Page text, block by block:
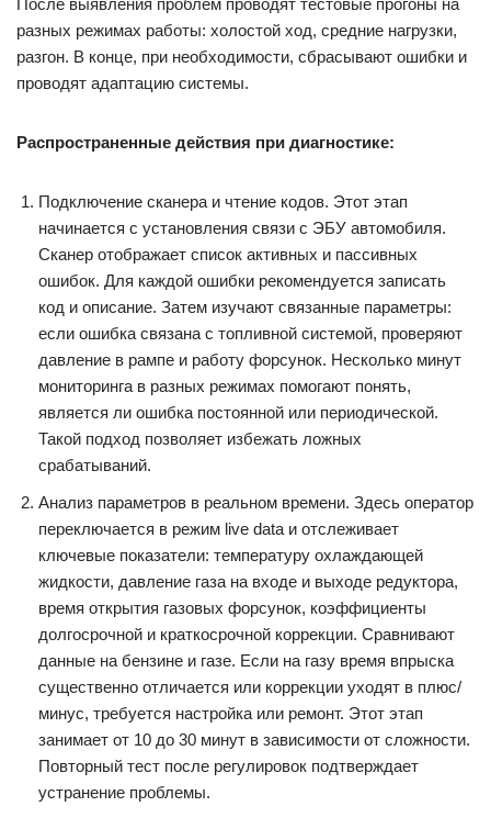
После выявления проблем проводят тестовые прогоны на
разных режимах работы: холостой ход, средние нагрузки,
разгон. В конце, при необходимости, сбрасывают ошибки и
проводят адаптацию системы.
Распространенные действия при диагностике:
Подключение сканера и чтение кодов. Этот этап
начинается с установления связи с ЭБУ автомобиля.
Сканер отображает список активных и пассивных
ошибок. Для каждой ошибки рекомендуется записать
код и описание. Затем изучают связанные параметры:
если ошибка связана с топливной системой, проверяют
давление в рампе и работу форсунок. Несколько минут
мониторинга в разных режимах помогают понять,
является ли ошибка постоянной или периодической.
Такой подход позволяет избежать ложных
срабатываний.
Анализ параметров в реальном времени. Здесь оператор
переключается в режим live data и отслеживает
ключевые показатели: температуру охлаждающей
жидкости, давление газа на входе и выходе редуктора,
время открытия газовых форсунок, коэффициенты
долгосрочной и краткосрочной коррекции. Сравнивают
данные на бензине и газе. Если на газу время впрыска
существенно отличается или коррекции уходят в плюс/
минус, требуется настройка или ремонт. Этот этап
занимает от 10 до 30 минут в зависимости от сложности.
Повторный тест после регулировок подтверждает
устранение проблемы.